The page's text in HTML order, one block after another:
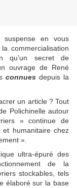
suspense en vous
commercialisation
qu’un secret de
ouvrage de René
connuesdepuis la
un article ? Tout
Polichinelle autour
» continue de
et humanitaire chez
».
ultra-épuré des
de la
stockables, tels
élaboré sur la base